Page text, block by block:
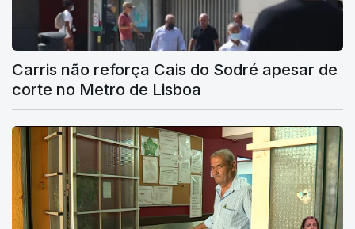
Carris não reforça Cais do Sodré apesar de
corte no Metro de Lisboa